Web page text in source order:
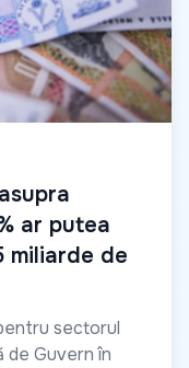
ar putea
miliarde de
sectorul
de Guvern în